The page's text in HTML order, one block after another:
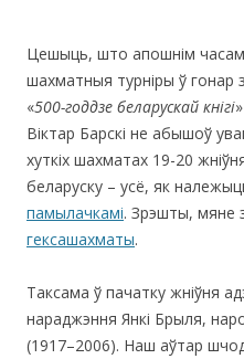
Цешыць, што апошнім часам
шахматныя турніры ў гонар
«500-годдзе беларускай кнігі
Віктар Барскі не абышоў
хуткіх шахматах 19-20
беларуску – усё, як
памылачкамі. Зрэшты, мяне
гексашахматы.
Таксама ў пачатку жніўня
нараджэння Янкі Брыля,
(1917–2006). Наш аўтар